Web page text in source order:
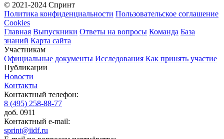
© 2021-2024 Спринт
Политика конфиденциальности Пользовательское соглашение
Cookies
Главная Выпускники Ответы на вопросы Команда База
знаний Карта сайта
Участникам
Официальные документы Исследования Как принять участие
Публикации
Новости
Контакты
Контактный телефон:
8 (495) 258-88-77
доб. 0911
Контактный e-mail:
sprint@iidf.ru